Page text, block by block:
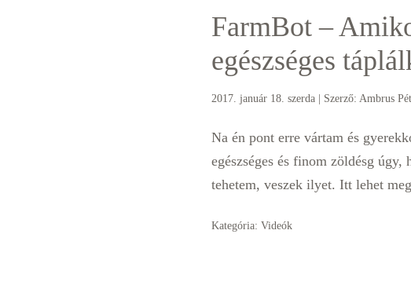
FarmBot –
egészséges
2017. január 18. szerda| Szerző: Ambrus
Na én pont erre vártam és
egészséges és finom zöldésg
tehetem, veszek ilyet. Itt lehet
Kategória: Videók